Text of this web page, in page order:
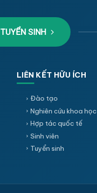
SINH
LIÊN KẾT HỮU ÍCH
Đào tạo
Nghiên cứu khoa học
Hợp tác quốc tế
Sinh viên
Tuyển sinh